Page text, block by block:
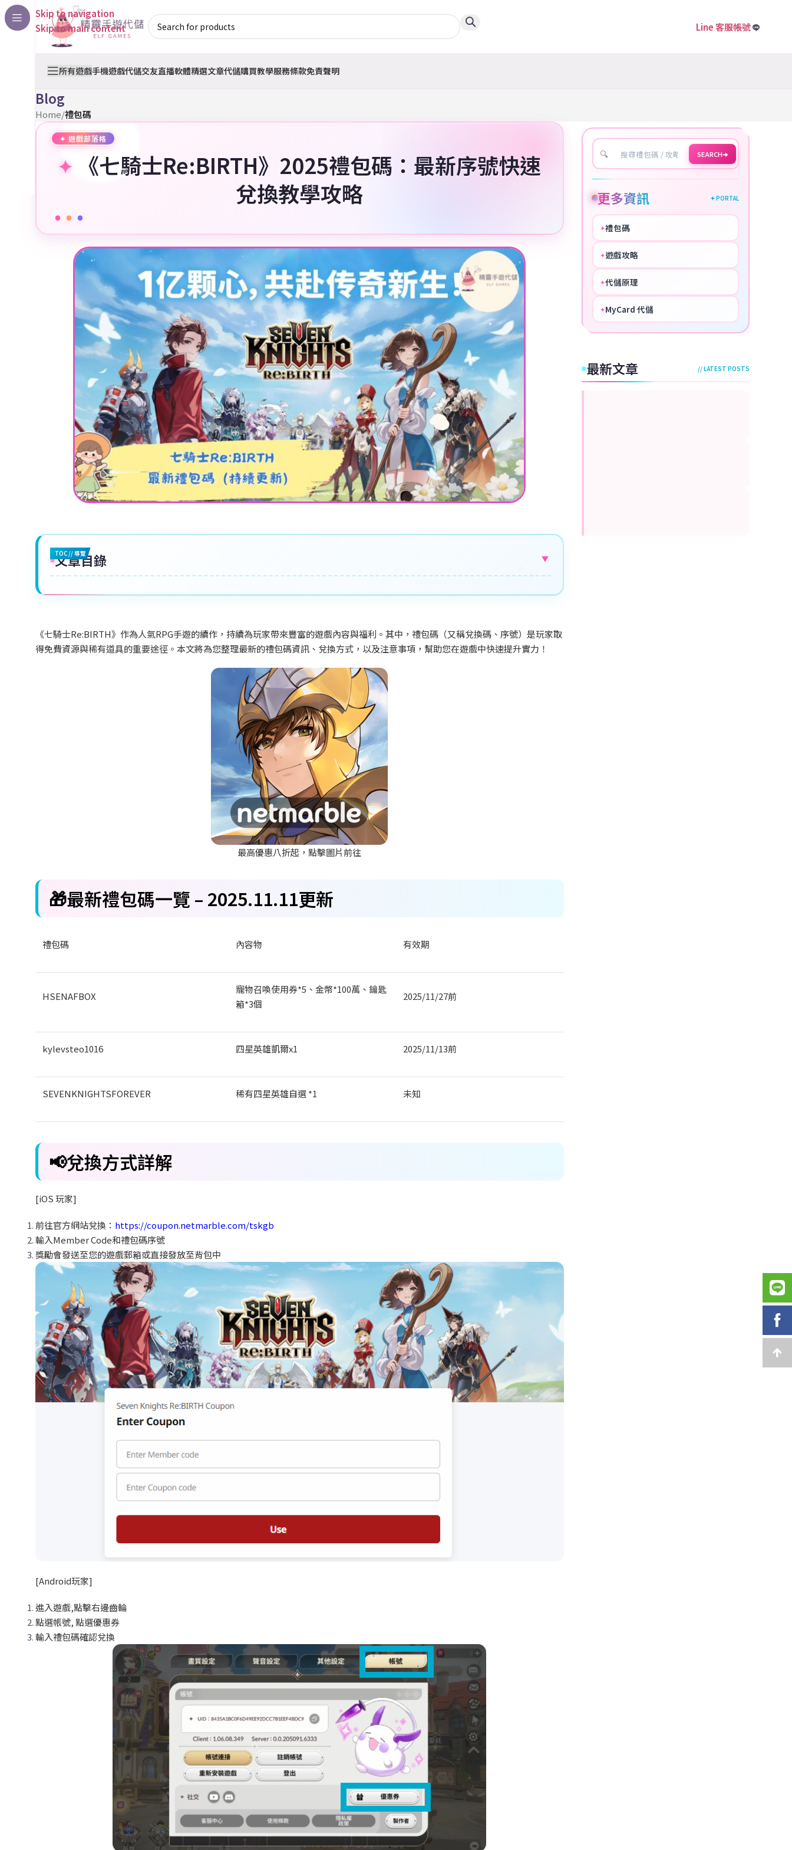
Skip to navigation
Skip to main content
Line 客服帳號
所有遊戲手機遊戲代儲交友直播軟體精選文章代儲購買教學服務條款免責聲明
Blog
Home/禮包碼
《七騎士Re:BIRTH》2025禮包碼：最新序號快速
兌換教學攻略
TOC // 導覽
文章目錄 ▼
《七騎士Re:BIRTH》作為人氣RPG手遊的續作，持續為玩家帶來豐富的遊戲內容與福利。其中，禮包碼（又稱兌換碼、序號）是玩家取
得免費資源與稀有道具的重要途徑。本文將為您整理最新的禮包碼資訊、兌換方式，以及注意事項，幫助您在遊戲中快速提升實力！
最高優惠八折起，點擊圖片前往
🎁最新禮包碼一覽 – 2025.11.11更新
禮包碼 內容物 有效期
HSENAFBOX
寵物召喚使用券*5 、金幣*100萬、鑰匙
箱*3個
2025/11/27前
kylevsteo1016 四星英雄凱爾x1 2025/11/13前
SEVENKNIGHTSFOREVER 稀有四星英雄自選 *1 未知
📢兌換方式詳解
[iOS玩家]
前往官方網站兌換： https://coupon.netmarble.com/tskgb
輸入Member Code和禮包碼序號
獎勵會發送至您的遊戲郵箱或直接發放至背包中
[Android玩家]
進入遊戲,點擊右邊齒輪
點選帳號,點選優惠券
輸入禮包碼確認兌換
🔍 SEARCH➔
更多資訊 ✦ PORTAL
✦禮包碼
✦遊戲攻略
✦代儲原理
✦MyCard 代儲
最新文章 // LATEST POSTS